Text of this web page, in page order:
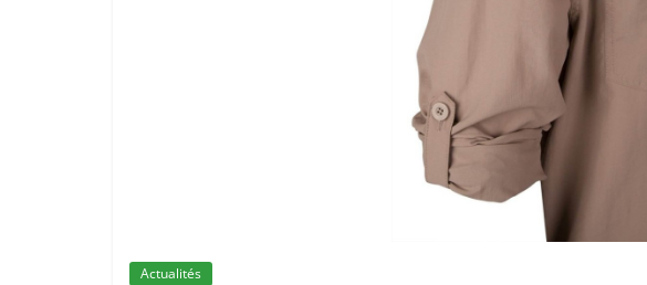
Actualités